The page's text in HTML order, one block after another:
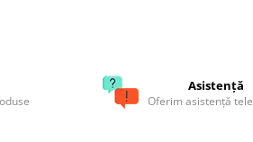
Asistență
Oferim asistență